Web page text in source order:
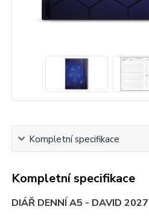
Kompletní specifikace
Kompletní specifikace
DIÁŘ DENNÍ A5 - DAVID 2027